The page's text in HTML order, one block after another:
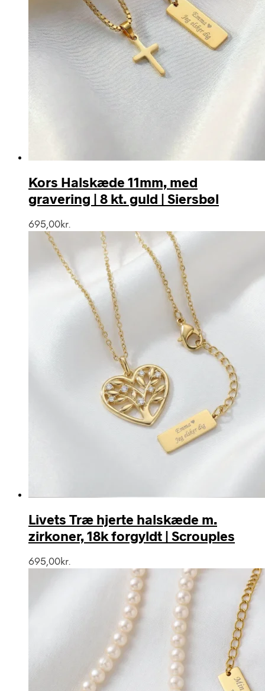
Kors Halskæde 11mm, med
gravering | 8 kt. guld | Siersbøl
695,00kr.
Livets Træ hjerte halskæde m.
zirkoner, 18k forgyldt | Scrouples
695,00kr.